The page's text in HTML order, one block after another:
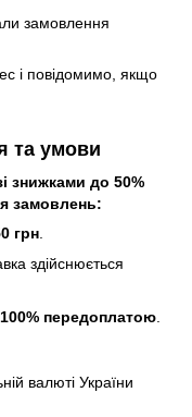
замовлення
і повідомимо, якщо
та умови
знижками до 50%
замовлень:
грн
здійснюється
100% передоплатою
валюті України